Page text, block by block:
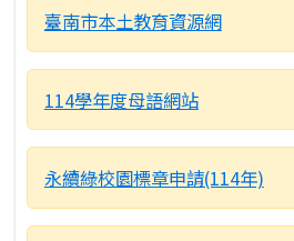
臺南市本土教育資源網
114學年度母語網站
永續綠校園標章申請(114年)